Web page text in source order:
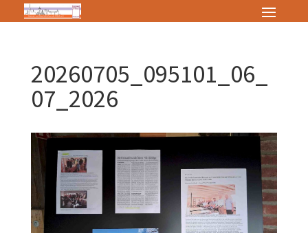
20260705_095101_06_
07_2026